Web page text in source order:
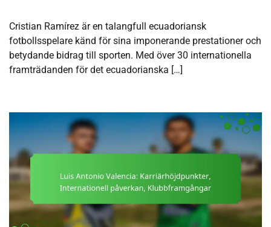
Cristian Ramírez är en talangfull ecuadoriansk
fotbollsspelare känd för sina imponerande prestationer och
betydande bidrag till sporten. Med över 30 internationella
framträdanden för det ecuadorianska […]